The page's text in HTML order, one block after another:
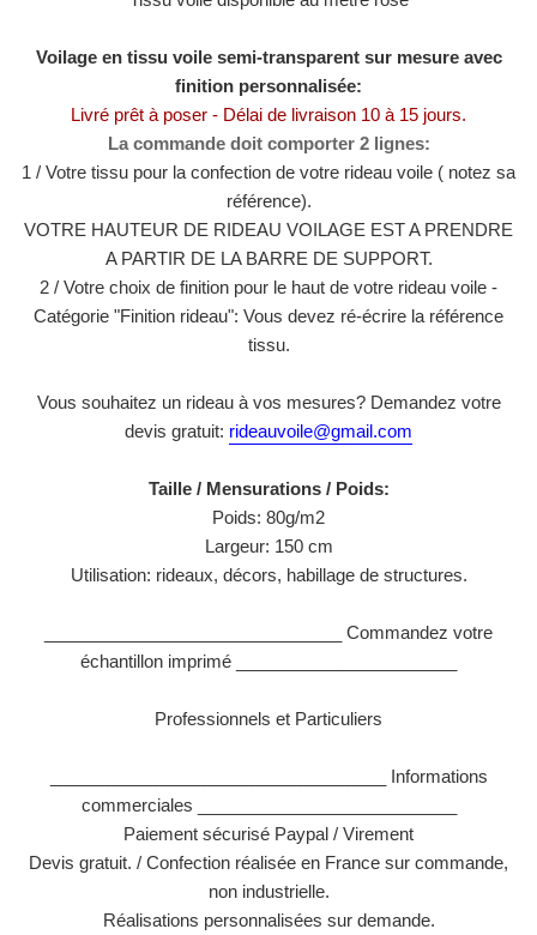
Voilage en tissu voile semi-transparent sur mesure avec
finition personnalisée:
Livré prêt à poser - Délai de livraison 10 à 15 jours.
La commande doit comporter 2 lignes:
1 / Votre tissu pour la confection de votre rideau voile ( notez sa
référence).
VOTRE HAUTEUR DE RIDEAU VOILAGE EST A PRENDRE
A PARTIR DE LA BARRE DE SUPPORT.
2 / Votre choix de finition pour le haut de votre rideau voile -
Catégorie "Finition rideau": Vous devez ré-écrire la référence
tissu.
Vous souhaitez un rideau à vos mesures? Demandez votre
devis gratuit: rideauvoile@gmail.com
Taille / Mensurations / Poids:
Poids: 80g/m2
Largeur: 150 cm
Utilisation: rideaux, décors, habillage de structures.
_______________________________ Commandez votre
échantillon imprimé _______________________
Professionnels et Particuliers
___________________________________ Informations
commerciales ___________________________
Paiement sécurisé Paypal / Virement
Devis gratuit. / Confection réalisée en France sur commande,
non industrielle.
Réalisations personnalisées sur demande.